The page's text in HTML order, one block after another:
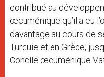
contribué au
œcuménique qu’il a eu
davantage au cours de
Turquie et en Grèce,
Concile œcuménique